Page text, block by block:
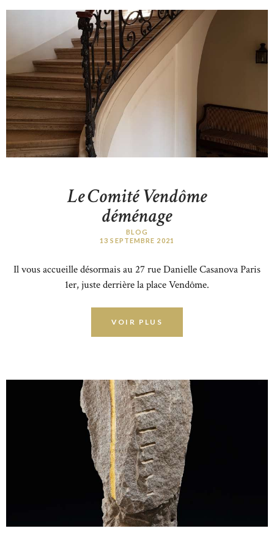
Le Comité Vendôme
déménage
BLOG
13 SEPTEMBRE 2021
Il vous accueille désormais au 27 rue Danielle Casanova Paris
1er, juste derrière la place Vendôme.
VOIR PLUS